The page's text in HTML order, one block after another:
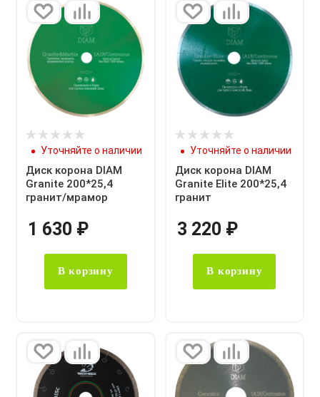
Уточняйте о наличии
Диск корона DIAM
Granite 200*25,4
гранит/мрамор
1 630 ₽
В корзину
Уточняйте о наличии
Диск корона DIAM
Granite Elite 200*25,4
гранит
3 220 ₽
В корзину